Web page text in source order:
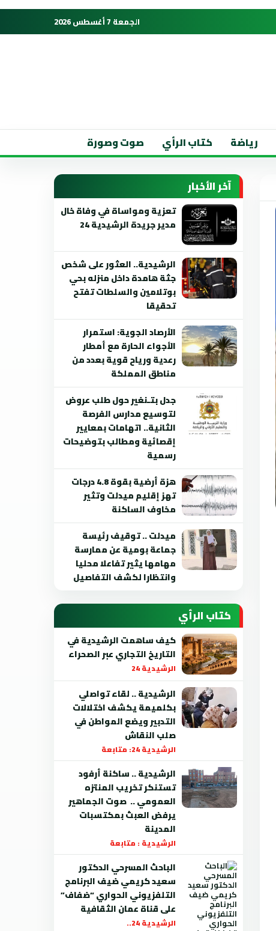
الجمعة 7 أغسطس 2026
رياضة كتاب الرأي صوت وصورة
آخر الأخبار
تعزية ومواساة في وفاة خال
مدير جريدة الرشيدية 24
الرشيدية.. العثور على شخص
جثة هامدة داخل منزله بحي
بوتلامين والسلطات تفتح
تحقيقا
الأرصاد الجوية: استمرار
الأجواء الحارة مع أمطار
رعدية ورياح قوية بعدد من
مناطق المملكة
جدل بتـنغير حول طلب عروض
لتوسيع مدارس الفرصة
الثانية.. اتهامات بمعايير
إقصائية ومطالب بتوضيحات
رسمية
هزة أرضية بقوة 4.8 درجات
تهز إقليم ميدلت وتثير
مخاوف الساكنة
ميدلت .. توقيف رئيسة
جماعة بومية عن ممارسة
مهامها يثير تفاعلا محليا
وانتظارا لكشف التفاصيل
كتاب الرأي
كيف ساهمت الرشيدية في
التاريخ التجاري عبر الصحراء
الرشيدية 24
الرشيدية .. لقاء تواصلي
بكلميمة يكشف اختلالات
التدبير ويضع المواطن في
صلب النقاش
الرشيدية 24: متابعة
الرشيدية .. ساكنة أرفود
تستنكر تخريب المنتزه
العمومي .. صوت الجماهير
يرفض العبث بمكتسبات
المدينة
الرشيدية : متابعة
الباحث المسرحي الدكتور
سعيد كريمي ضيف البرنامج
التلفزيوني الحواري “ضفاف”
على قناة عمان الثقافية
الرشيدية 24..